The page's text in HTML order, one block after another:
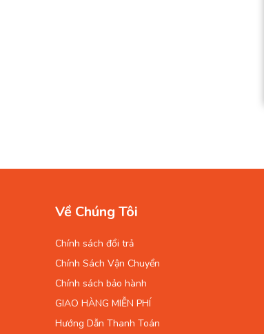
Về Chúng Tôi
Chính sách đổi trả
Chính Sách Vận Chuyển
Chính sách bảo hành
GIAO HÀNG MIỄN PHÍ
Hướng Dẫn Thanh Toán